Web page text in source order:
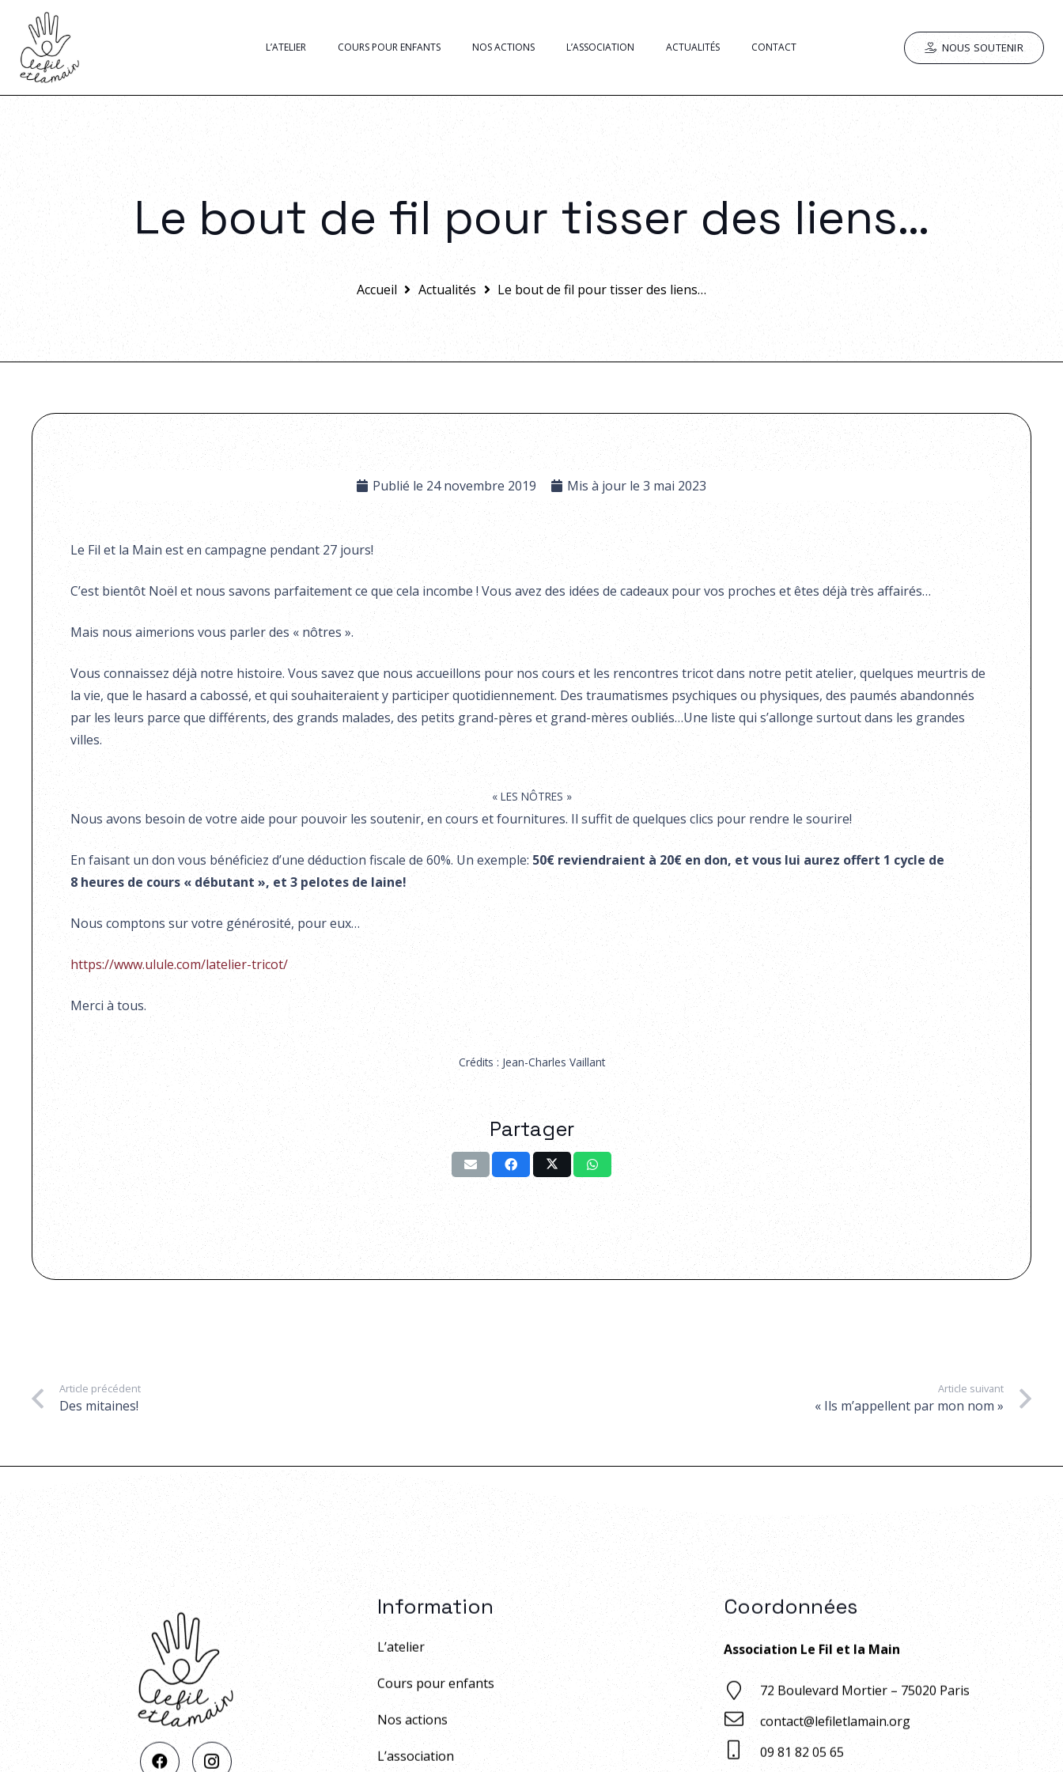
L’ATELIER COURS POUR ENFANTS NOS ACTIONS L’ASSOCIATION ACTUALITÉS CONTACT NOUS SOUTENIR
Le bout de fil pour tisser des liens…
Accueil Actualités Le bout de fil pour tisser des liens…
Publié le 24 novembre 2019 Mis à jour le3 mai 2023
Le Fil et la Main est en campagne pendant 27 jours!
C’est bientôt Noël et nous savons parfaitement ce que cela incombe ! Vous avez des idées de cadeaux pour vos proches et êtes déjà très affairés…
Mais nous aimerions vous parler des « nôtres ».
Vous connaissez déjà notre histoire. Vous savez que nous accueillons pour nos cours et les rencontres tricot dans notre petit atelier, quelques meurtris de
la vie, que le hasard a cabossé, et qui souhaiteraient y participer quotidiennement. Des traumatismes psychiques ou physiques, des paumés abandonnés
par les leurs parce que différents, des grands malades, des petits grand-pères et grand-mères oubliés…Une liste qui s’allonge surtout dans les grandes
villes.
« LES NÔTRES »
Nous avons besoin de votre aide pour pouvoir les soutenir, en cours et fournitures. Il suffit de quelques clics pour rendre le sourire!
En faisant un don vous bénéficiez d’une déduction fiscale de 60%. Un exemple:50€ reviendraient à 20€ en don, et vous lui aurez offert 1 cycle de
8 heures de cours « débutant », et 3 pelotes de laine!
Nous comptons sur votre générosité, pour eux…
https://www.ulule.com/latelier-tricot/
Merci à tous.
Crédits : Jean-Charles Vaillant
Partager
Article précédent
Des mitaines!
Article suivant
« Ils m’appellent par mon nom »
Information
L’atelier
Cours pour enfants
Nos actions
L’association
Coordonnées
Association Le Fil et la Main
72 Boulevard Mortier – 75020 Paris
contact@lefiletlamain.org
09 81 82 05 65